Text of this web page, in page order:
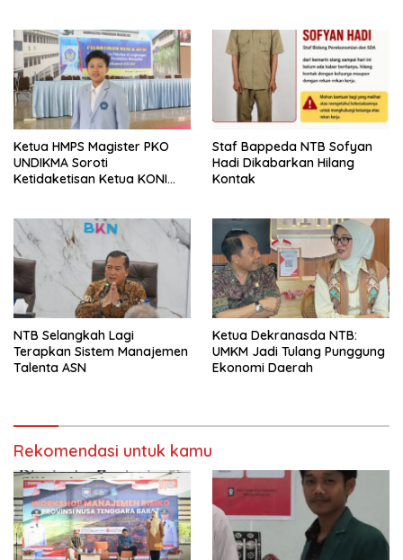
Ketua HMPS Magister PKO
UNDIKMA Soroti
Ketidaketisan Ketua KONI
Arena Kepentingan Sesaat
Staf Bappeda NTB Sofyan
Hadi Dikabarkan Hilang
Kontak
NTB Selangkah Lagi
Terapkan Sistem Manajemen
Talenta ASN
Ketua Dekranasda NTB:
UMKM Jadi Tulang Punggung
Ekonomi Daerah
Rekomendasi untuk kamu